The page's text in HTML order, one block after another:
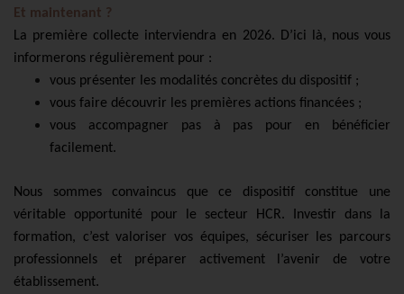
Et maintenant ?
La première collecte interviendra en 2026. D’ici là, nous vous
informerons régulièrement pour :
vous présenter les modalités concrètes du dispositif ;
vous faire découvrir les premières actions financées ;
vous accompagner pas à pas pour en bénéficier
facilement.
Nous sommes convaincus que ce dispositif constitue une
véritable opportunité pour le secteur HCR. Investir dans la
formation, c’est valoriser vos équipes, sécuriser les parcours
professionnels et préparer activement l’avenir de votre
établissement.